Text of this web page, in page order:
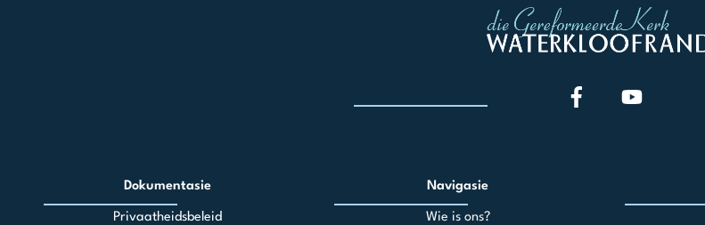
Dokumentasie
Privaatheidsbeleid
Navigasie
Wie is ons?